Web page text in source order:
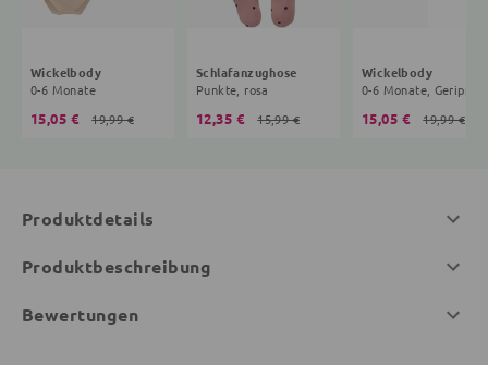
Wickelbody
0-6 Monate
15,05 € 19,99 €
Schlafanzughose
Punkte, rosa
12,35 € 15,99 €
Wickelbody
15,05 € 19,99 €
Produktdetails
Produktbeschreibung
Bewertungen